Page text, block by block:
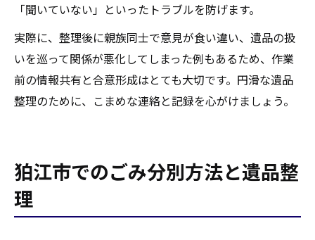
「聞いていない」といったトラブルを防げます。
実際に、整理後に親族同士で意見が食い違い、遺品の扱
いを巡って関係が悪化してしまった例もあるため、作業
前の情報共有と合意形成はとても大切です。円滑な遺品
整理のために、こまめな連絡と記録を心がけましょう。
狛江市でのごみ分別方法と遺品整
理